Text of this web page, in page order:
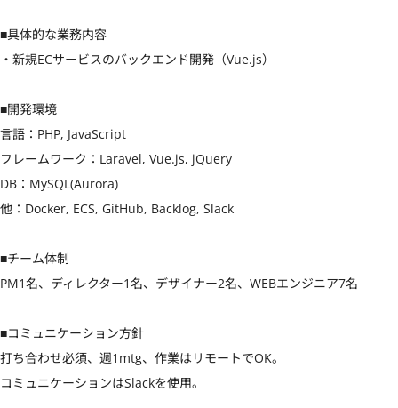
■具体的な業務内容
・新規ECサービスのバックエンド開発（Vue.js）
■開発環境
言語：PHP, JavaScript
フレームワーク：Laravel, Vue.js, jQuery
DB：MySQL(Aurora)
他：Docker, ECS, GitHub, Backlog, Slack
■チーム体制
PM1名、ディレクター1名、デザイナー2名、WEBエンジニア7名
■コミュニケーション方針
打ち合わせ必須、週1mtg、作業はリモートでOK。
コミュニケーションはSlackを使用。